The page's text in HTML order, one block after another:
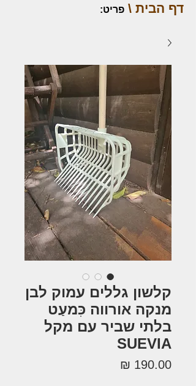
דף הבית \ פריט:
קלשון גללים עמוק לבן
מנקה אורווה כִּמעַט
בלתי שביר עם מקל
SUEVIA